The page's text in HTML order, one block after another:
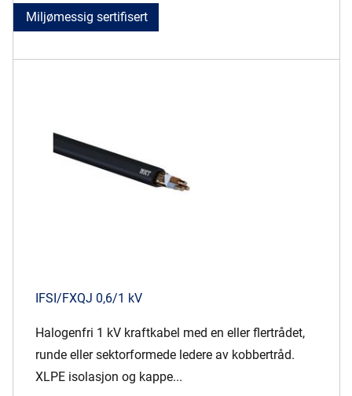
Miljømessig sertifisert
IFSI/FXQJ 0,6/1 kV
Halogenfri 1 kV kraftkabel med en eller flertrådet,
runde eller sektorformede ledere av kobbertråd.
XLPE isolasjon og kappe...